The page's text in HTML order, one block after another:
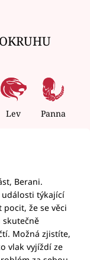
Lev Panna
Berani.
události týkající
že se věci
Možná zjistíte,
vlak vyjíždí ze